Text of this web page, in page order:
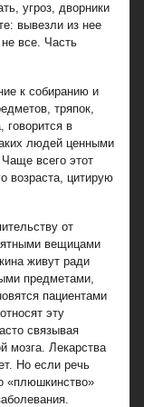
угроз, дворники
вывезли из нее
все. Часть
к собиранию и
тряпок,
в
людей ценными
всего этот
возраста, цитирую
от
вещицами
живут ради
предметами,
пациентами
эту
связывая
мозга. Лекарства
Но если речь
«плюшкинство»